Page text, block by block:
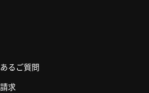
るご質問
求